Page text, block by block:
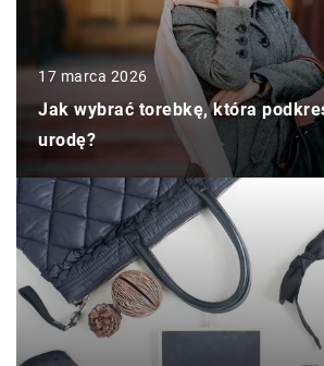
17 marca 2026
Jak wybrać torebkę, która
urodę?